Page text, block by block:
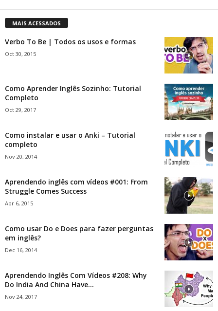
MAIS ACESSADOS
Verbo To Be | Todos os usos e formas
Oct 30, 2015
Como Aprender Inglês Sozinho: Tutorial
Completo
Oct 29, 2017
Como instalar e usar o Anki – Tutorial
completo
Nov 20, 2014
Aprendendo inglês com vídeos #001: From
Struggle Comes Success
Apr 6, 2015
Como usar Do e Does para fazer perguntas
em inglês?
Dec 16, 2014
Aprendendo Inglês Com Vídeos #208: Why
Do India And China Have...
Nov 24, 2017